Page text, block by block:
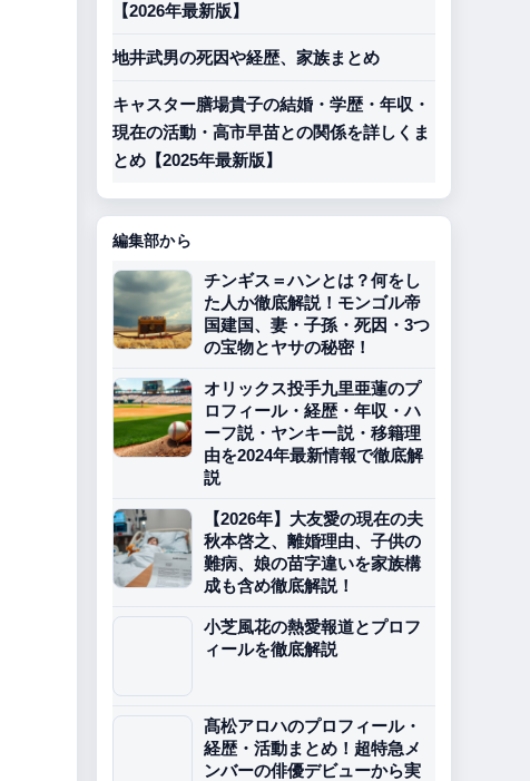
【2026年最新版】
地井武男の死因や経歴、家族まとめ
キャスター膳場貴子の結婚・学歴・年収・
現在の活動・高市早苗との関係を詳しくま
とめ【2025年最新版】
編集部から
チンギス＝ハンとは？何をし
た人か徹底解説！モンゴル帝
国建国、妻・子孫・死因・3つ
の宝物とヤサの秘密！
オリックス投手九里亜蓮のプ
ロフィール・経歴・年収・ハ
ーフ説・ヤンキー説・移籍理
由を2024年最新情報で徹底解
説
【2026年】大友愛の現在の夫
秋本啓之、離婚理由、子供の
難病、娘の苗字違いを家族構
成も含め徹底解説！
小芝風花の熱愛報道とプロフ
ィールを徹底解説
髙松アロハのプロフィール・
経歴・活動まとめ！超特急メ
ンバーの俳優デビューから実